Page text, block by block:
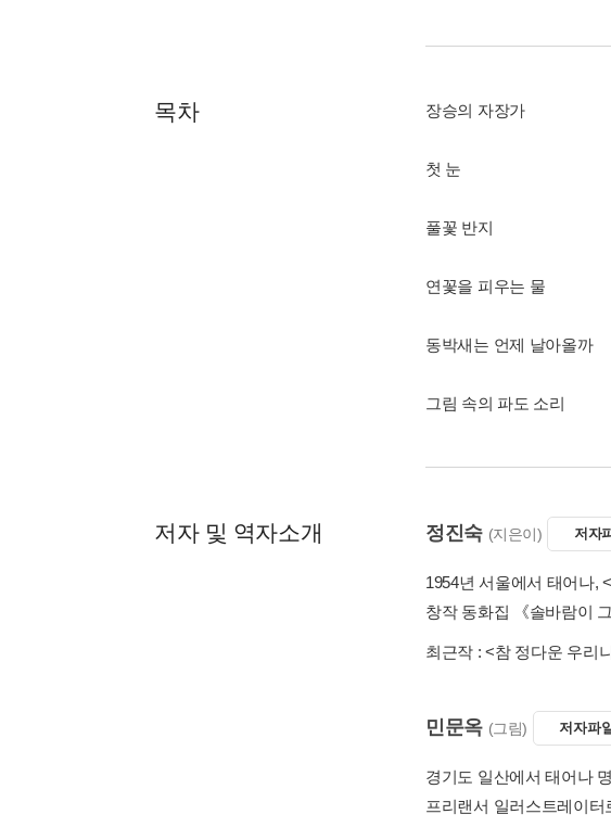
목차 장승의 자장가
첫 눈
풀꽃 반지
연꽃을 피우는 물
동박새는 언제 날아올까
그림 속의 파도 소리
저자 및 역자소개 정진숙 (지은이) 저자
1954년 서울에서 태어나,
창작 동화집 《솔바람이
최근작 :<참 정다운 우리
민문옥 (그림) 저자파
경기도 일산에서 태어나
프리랜서 일러스트레이